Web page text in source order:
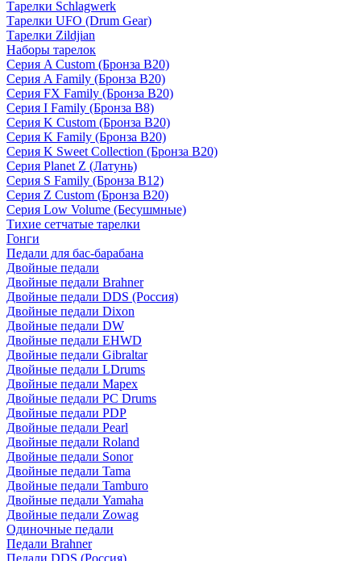
Тарелки Schlagwerk
Тарелки UFO (Drum Gear)
Тарелки Zildjian
Наборы тарелок
Серия A Custom (Бронза B20)
Серия A Family (Бронза B20)
Серия FX Family (Бронза B20)
Серия I Family (Бронза B8)
Серия K Custom (Бронза B20)
Серия K Family (Бронза B20)
Серия K Sweet Collection (Бронза B20)
Серия Planet Z (Латунь)
Серия S Family (Бронза B12)
Серия Z Custom (Бронза B20)
Серия Low Volume (Бесушмные)
Тихие сетчатые тарелки
Гонги
Педали для бас-барабана
Двойные педали
Двойные педали Brahner
Двойные педали DDS (Россия)
Двойные педали Dixon
Двойные педали DW
Двойные педали EHWD
Двойные педали Gibraltar
Двойные педали LDrums
Двойные педали Mapex
Двойные педали PC Drums
Двойные педали PDP
Двойные педали Pearl
Двойные педали Roland
Двойные педали Sonor
Двойные педали Tama
Двойные педали Tamburo
Двойные педали Yamaha
Двойные педали Zowag
Одиночные педали
Педали Brahner
Педали DDS (Россия)